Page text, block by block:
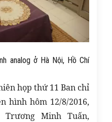
analog ở Hà Nội, Hồ Chí
họp thứ 11 Ban chỉ
hình hôm 12/8/2016,
Minh Tuấn,